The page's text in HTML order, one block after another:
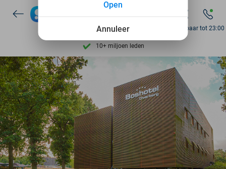
7 dagen per week beschikbaar
10+ miljoen leden
9,4 op basis van
7 dagen per week beschikbaar
10+ miljoen leden
Bereikbaar tot 23:00
Annuleer
Open